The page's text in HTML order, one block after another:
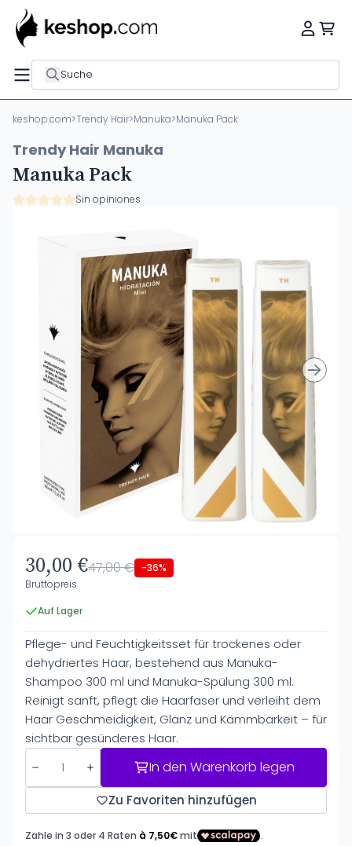
Suche
keshop.com>Trendy Hair>Manuka>Manuka Pack
Trendy Hair Manuka
Manuka Pack
Sin opiniones
30,00 €47,00 € -36%
Bruttopreis
Auf Lager
Pflege- und Feuchtigkeitsset für trockenes oder
dehydriertes Haar, bestehend aus Manuka-
Shampoo 300 ml und Manuka-Spülung 300 ml.
Reinigt sanft, pflegt die Haarfaser und verleiht dem
Haar Geschmeidigkeit, Glanz und Kämmbarkeit – für
sichtbar gesünderes Haar.
In den Warenkorb legen
Zu Favoriten hinzufügen